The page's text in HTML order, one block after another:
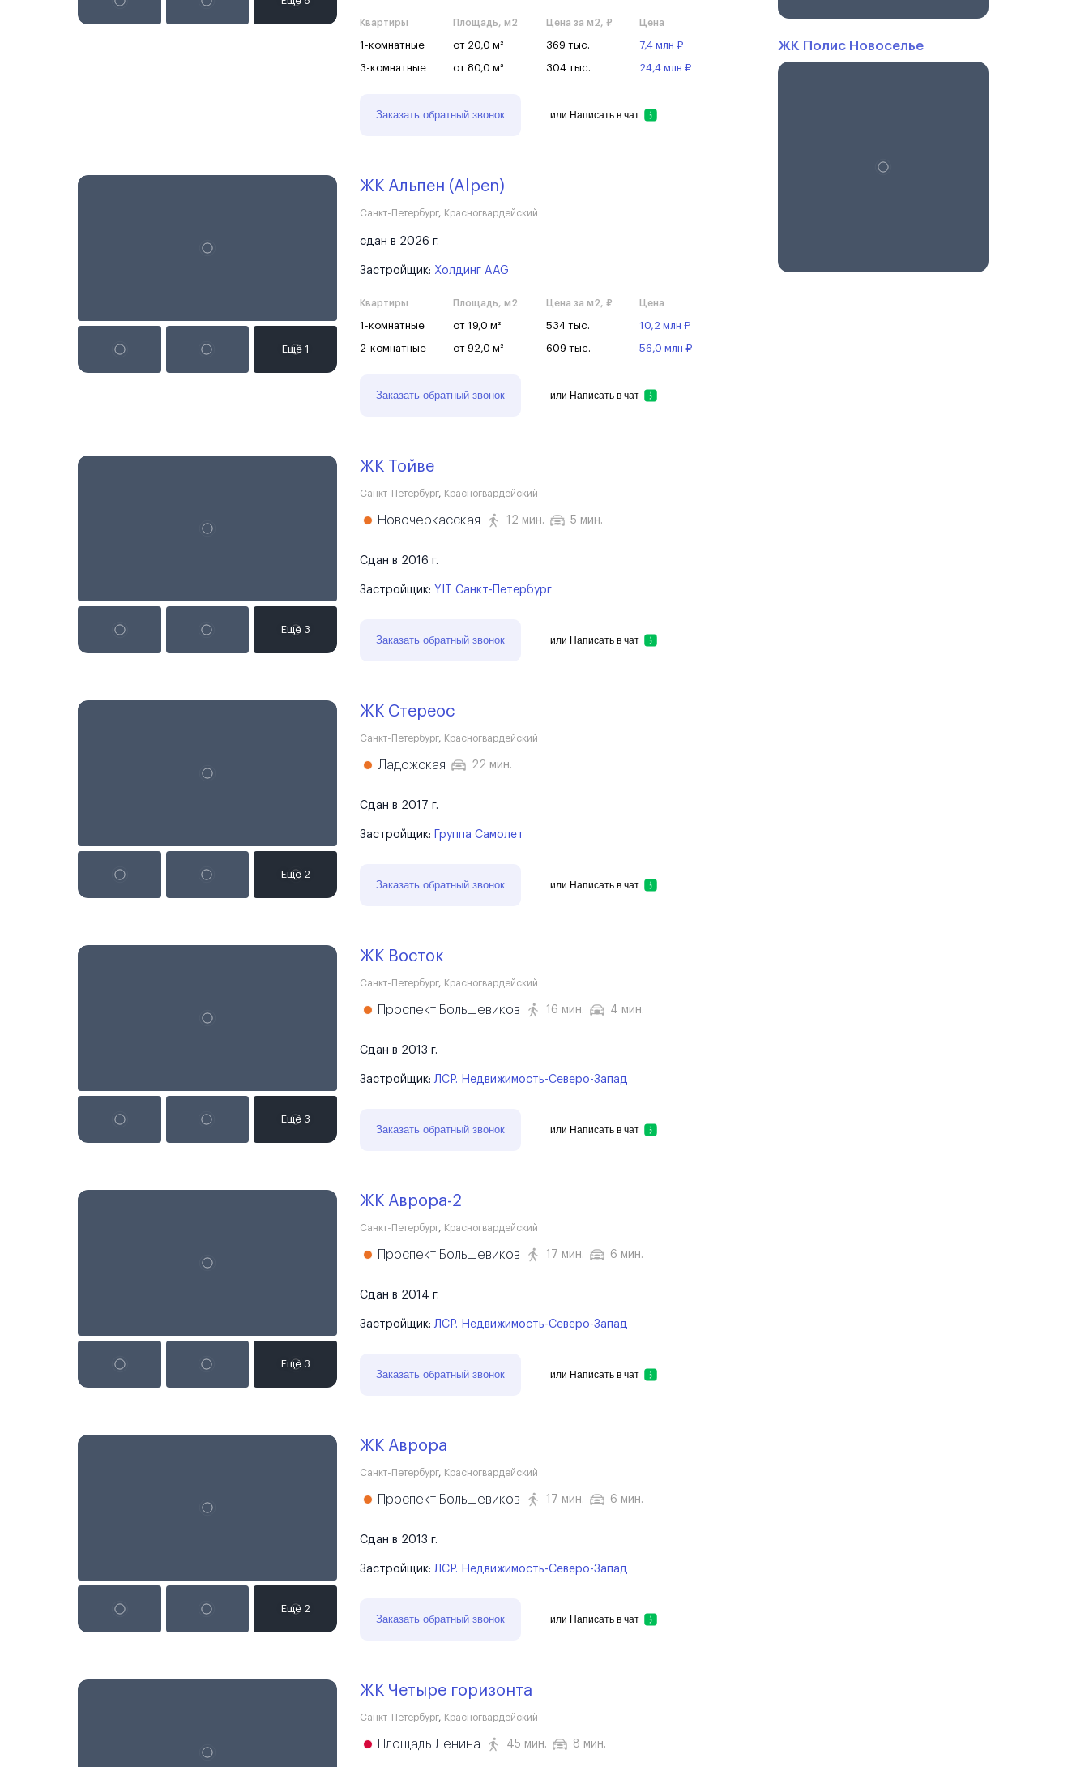
Квартиры Площадь, м2 Цена за м2, ₽ Цена
1-комнатные от 20,0 м² 369 тыс. 7,4 млн ₽
3-комнатные от 80,0 м² 304 тыс. 24,4 млн ₽
Заказать обратный звонок или Написать в чат
ЖК Альпен (Alpen)
Санкт-Петербург, Красногвардейский
сдан в 2026 г.
Застройщик: Холдинг AAG
Квартиры Площадь, м2 Цена за м2, ₽ Цена
1-комнатные от 19,0 м² 534 тыс. 10,2 млн ₽
2-комнатные от 92,0 м² 609 тыс. 56,0 млн ₽
Заказать обратный звонок или Написать в чат
ЖК Тойве
Санкт-Петербург, Красногвардейский
Новочеркасская 12 мин. 5 мин.
Сдан в 2016 г.
Застройщик: YIT Санкт-Петербург
Заказать обратный звонок или Написать в чат
ЖК Стереос
Санкт-Петербург, Красногвардейский
Ладожская 22 мин.
Сдан в 2017 г.
Застройщик: Группа Самолет
Заказать обратный звонок или Написать в чат
ЖК Восток
Санкт-Петербург, Красногвардейский
Проспект Большевиков 16 мин. 4 мин.
Сдан в 2013 г.
Застройщик:ЛСР. Недвижимость-Северо-Запад
Заказать обратный звонок или Написать в чат
ЖК Аврора-2
Санкт-Петербург, Красногвардейский
Проспект Большевиков 17 мин. 6 мин.
Сдан в 2014 г.
Застройщик:ЛСР. Недвижимость-Северо-Запад
Заказать обратный звонок или Написать в чат
ЖК Аврора
Санкт-Петербург, Красногвардейский
Проспект Большевиков 17 мин. 6 мин.
Сдан в 2013 г.
Застройщик:ЛСР. Недвижимость-Северо-Запад
Заказать обратный звонок или Написать в чат
ЖК Четыре горизонта
Санкт-Петербург, Красногвардейский
Площадь Ленина 45 мин. 8 мин.
ЖК Полис Новоселье